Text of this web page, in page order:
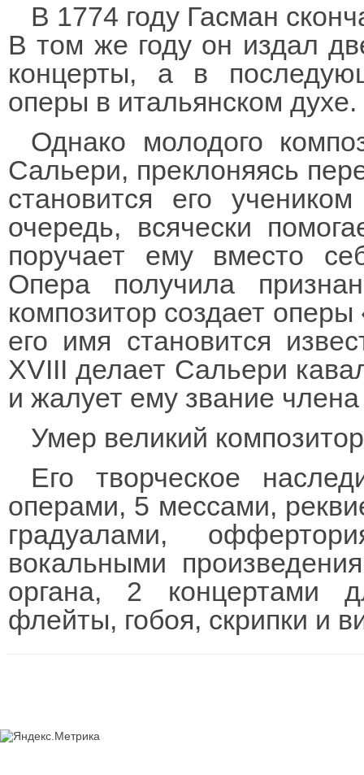
В 1774 году Гасман
В том же году он издал
концерты, а в
оперы в итальянском духе.
Однако молодого
Сальери, преклоняясь
становится его
очередь, всячески
поручает ему вместо
Опера получила
композитор создает
его имя становится
XVIII делает Сальери
и жалует ему звание
Умер великий
Его творческое
операми, 5 мессами,
градуалами,
вокальными
органа, 2 концертами
флейты, гобоя, скрипки и